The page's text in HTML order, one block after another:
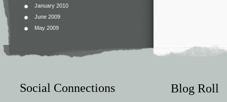
January 2010
June 2009
May 2009
Social Connections Blog Roll